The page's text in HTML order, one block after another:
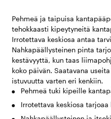
Pehmeä ja taipuisa
tehokkaasti kipeytyneitä
Irrotettava keskiosa antaa
Nahkapäällysteinen pinta
kestävyyttä, kun taas
koko päivän. Saatavana
istuvuutta varten eri kenkiin.
Pehmeä tuki kipeille
Irrotettava keskiosa